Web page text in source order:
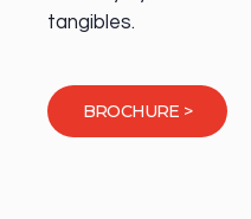
tangibles.
BROCHURE >